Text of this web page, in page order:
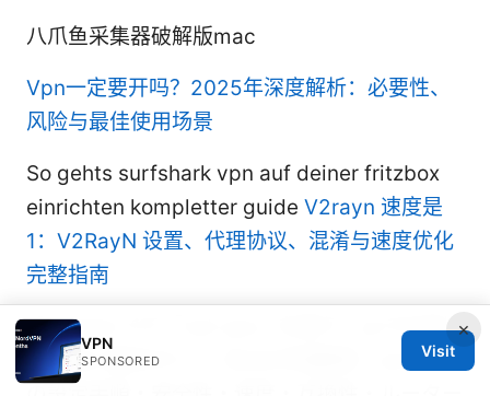
八爪鱼采集器破解版mac
Vpn一定要开吗？2025年深度解析：必要性、
风险与最佳使用场景
So gehts surfshark vpn auf deiner fritzbox
einrichten kompletter guide V2rayn 速度是
1：V2RayN 设置、代理协议、混淆与速度优化
完整指南
Windows 11で「cat vpn」を使う：pcでの利
用方法と基本ガイド【2025年最新】 cat vpn
×
VPN
SPONSORED
Visit